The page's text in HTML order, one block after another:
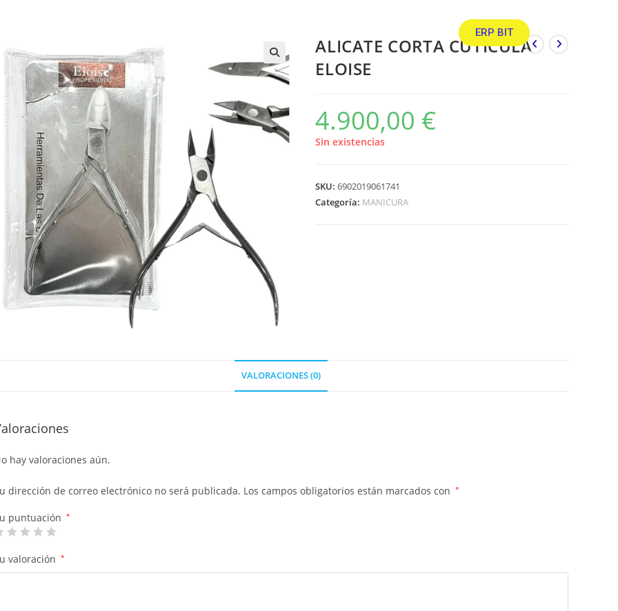
ERP BIT
ALICATE CORTA CUTÍCULA
ELOISE
4.900,00 €
Sin existencias
SKU:6902019061741
Categoría: MANICURA
VALORACIONES (0)
hay valoraciones aún.
dirección de correo electrónico no será publicada. Los campos obligatorios están marcados con *
puntuación *
valoración *